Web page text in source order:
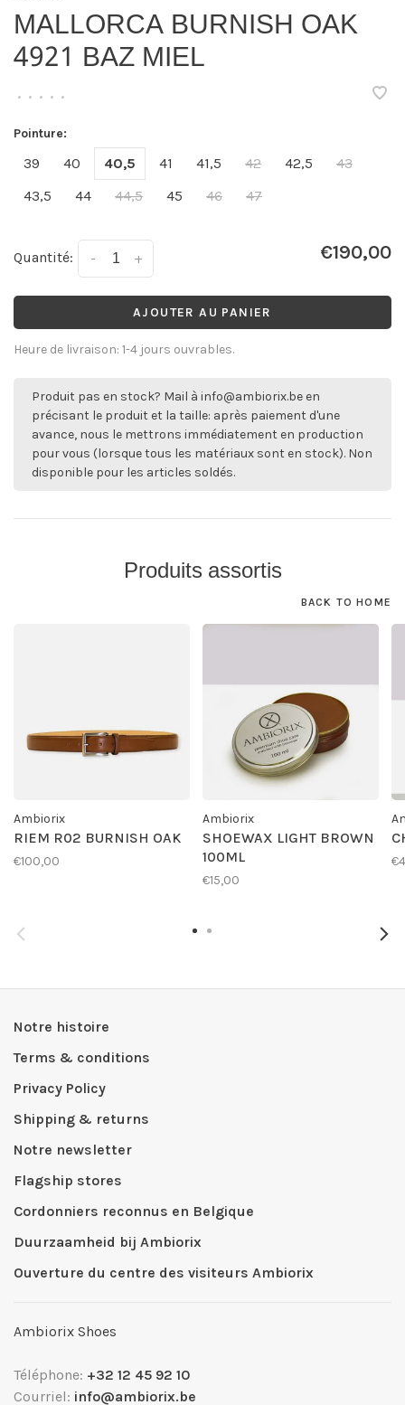
MALLORCA BURNISH OAK
4921 BAZ MIEL
• • • • •
Pointure:
39 40 40,5 41 41,5 42 42,5
43
43,5
44 44,5 45 46 47
Quantité: +
- €190,00
AJOUTER AU PANIER
Heure de livraison: 1-4 jours ouvrables.
Produit pas en stock? Mail à info@ambiorix.be en
précisant le produit et la taille: après paiement d'une
avance, nous le mettrons immédiatement en production
pour vous (lorsque tous les matériaux sont en stock). Non
disponible pour les articles soldés.
Produits assortis
BACK TO HOME
Ambiorix
RIEM R02 BURNISH OAK
€100,00
Ambiorix
SHOEWAX LIGHT BROWN
100ML
€15,00
Notre histoire
Terms & conditions
Privacy Policy
Shipping & returns
Notre newsletter
Flagship stores
Cordonniers reconnus en Belgique
Duurzaamheid bij Ambiorix
Ouverture du centre des visiteurs Ambiorix
Ambiorix Shoes
Téléphone: +32 12 45 92 10
Courriel: info@ambiorix.be